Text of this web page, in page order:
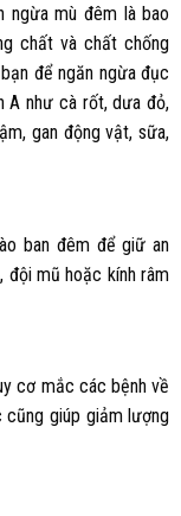
ngừa mù đêm là bao
chất và chất chống
để ngăn ngừa đục
A như cà rốt, dưa đỏ,
gan động vật, sữa,
ban đêm để giữ an
đội mũ hoặc kính râm
cơ mắc các bệnh về
giúp giảm lượng